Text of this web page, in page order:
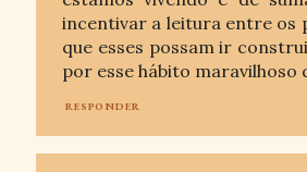
incentivar a leitura entre os
que esses possam ir
por esse hábito maravilhoso
RESPONDER